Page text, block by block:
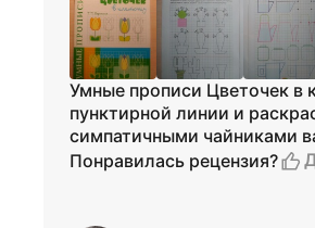
Умные прописи Цветочек в
пунктирной линии и
симпатичными чайниками
Понравилась рецензия?